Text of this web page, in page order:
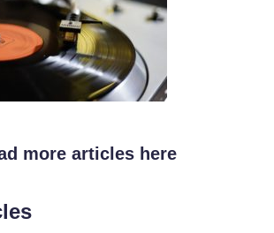
more articles here